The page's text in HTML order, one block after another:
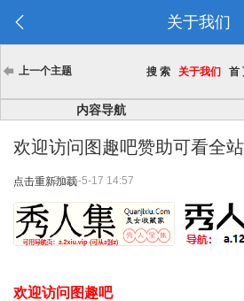
关于我们
上一个主题 搜 索 关于我们 首
内容导航
欢迎访问图趣吧赞助可看全
点击重新加载2025-5-17 14:57
欢迎访问图趣吧